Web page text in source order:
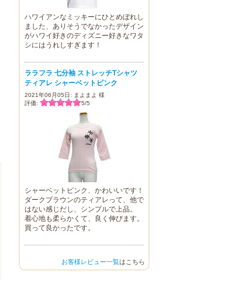
ハワイアンなミッキーにひとめぼれし
ました、ありそうでなかったデザイン
がハワイ好きのディズニー好きなワタ
シにはうれしすぎます！
ララフラ 七分袖 ストレッチTシャツ
ティアレ シャーベットピンク
2021年06月05日: まよまよ 様
評価:
5/5
シャーベットピンク、かわいいです！
ダークブラウンのティアレって、他で
はない感じだし、シンプルで上品。
着心地も柔らかくて、良く伸びます。
買って良かったです。
お客様レビュー一覧はこちら